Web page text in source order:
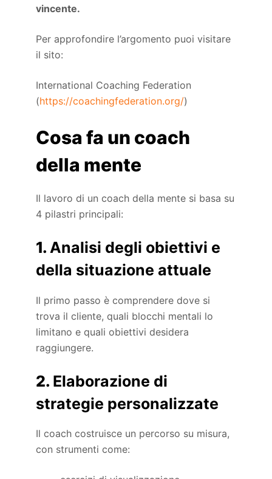
vincente.
Per approfondire l’argomento puoi visitare
il sito:
International Coaching Federation
(https://coachingfederation.org/)
Cosa fa un coach
della mente
Il lavoro di un coach della mente si basa su
4 pilastri principali:
1.Analisi degli obiettivi e
della situazione attuale
Il primo passo è comprendere dove si
trova il cliente, quali blocchi mentali lo
limitano e quali obiettivi desidera
raggiungere.
2. Elaborazione di
strategie personalizzate
Il coach costruisce un percorso su misura,
con strumenti come: